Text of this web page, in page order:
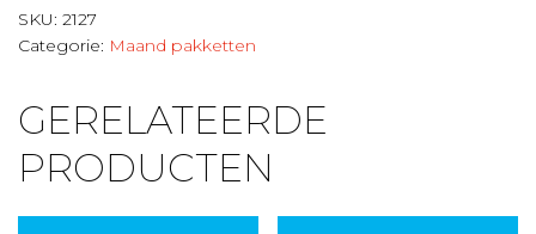
C
-
aantal
SKU: 2127
Categorie: Maand pakketten
GERELATEERDE
PRODUCTEN